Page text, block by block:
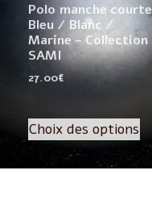
Polo manche courte
Bleu / Blanc /
Marine – Collection
SAMI
27.00€
Choix des options